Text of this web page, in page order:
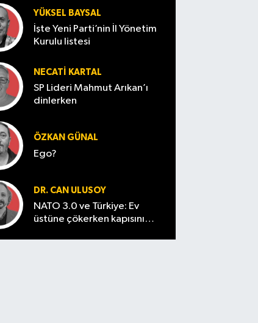
YÜKSEL BAYSAL
İşte Yeni Parti’nin İl Yönetim
Kurulu listesi
NECATI KARTAL
SP Lideri Mahmut Arıkan’ı
dinlerken
ÖZKAN GÜNAL
Ego?
DR. CAN ULUSOY
NATO 3.0 ve Türkiye: Ev
üstüne çökerken kapısını